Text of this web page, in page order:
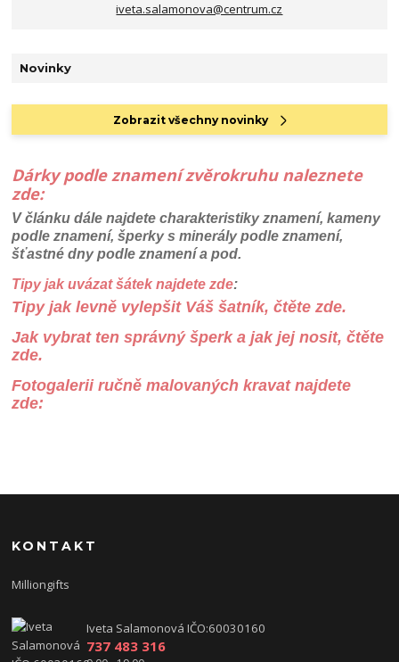
iveta.salamonova@centrum.cz
Novinky
Zobrazit všechny novinky
Dárky podle znamení zvěrokruhu naleznete
zde:
V článku dále najdete charakteristiky znamení, kameny
podle znamení, šperky s minerály podle znamení,
šťastné dny podle znamení a pod.
Tipy jak uvázat šátek najdete zde:
Tipy jak levně vylepšit Váš šatník, čtěte zde.
Jak vybrat ten správný šperk a jak jej nosit, čtěte
zde.
Fotogalerii ručně malovaných kravat najdete
zde:
KONTAKT
Milliongifts
Iveta Salamonová IČO:60030160
737 483 316